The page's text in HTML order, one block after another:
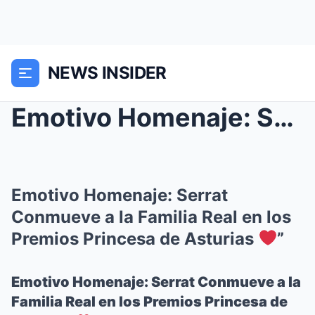
NEWS INSIDER
Emotivo Homenaje: Serrat Conmueve a la Familia Rea...
Emotivo Homenaje: Serrat
Conmueve a la Familia Real en los
Premios Princesa de Asturias
”
Emotivo Homenaje: Serrat Conmueve a la
Familia Real en los Premios Princesa de